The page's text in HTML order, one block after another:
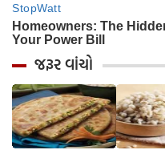
જરૂર વાંચો